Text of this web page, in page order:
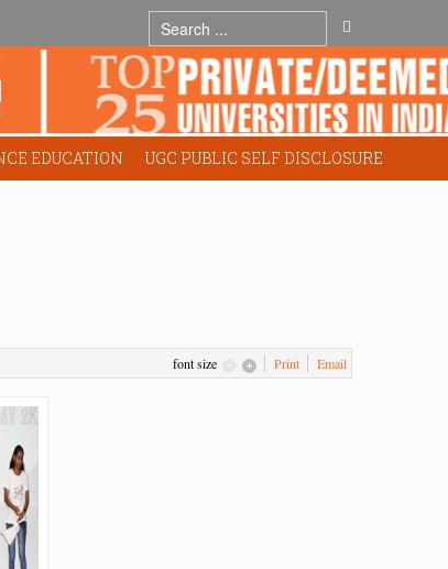
EDUCATION UGC PUBLIC SELF DISCLOSURE
font size Print Email